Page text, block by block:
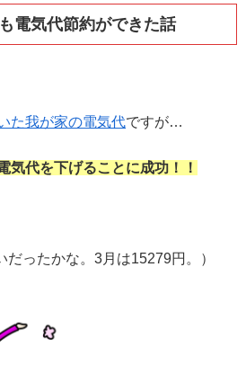
電気代節約ができた話
た我が家の電気代ですが…
気代を下げることに成功！！
だったかな。3月は15279円。）